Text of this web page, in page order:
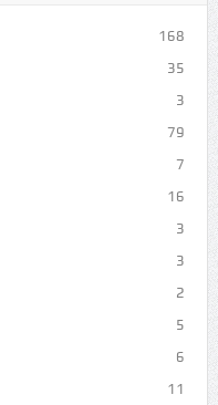
168
35
3
79
7
16
3
3
2
5
6
11